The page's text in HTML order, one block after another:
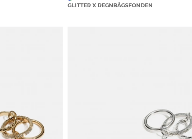
GLITTER X REGNBÅGSFONDEN